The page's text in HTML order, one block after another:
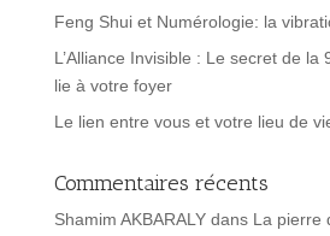
Feng Shui et Numérologie: la
L’Alliance Invisible : Le secret de la
lie à votre foyer
Le lien entre vous et votre lieu de
Commentaires récents
Shamim AKBARALYdans La pierre